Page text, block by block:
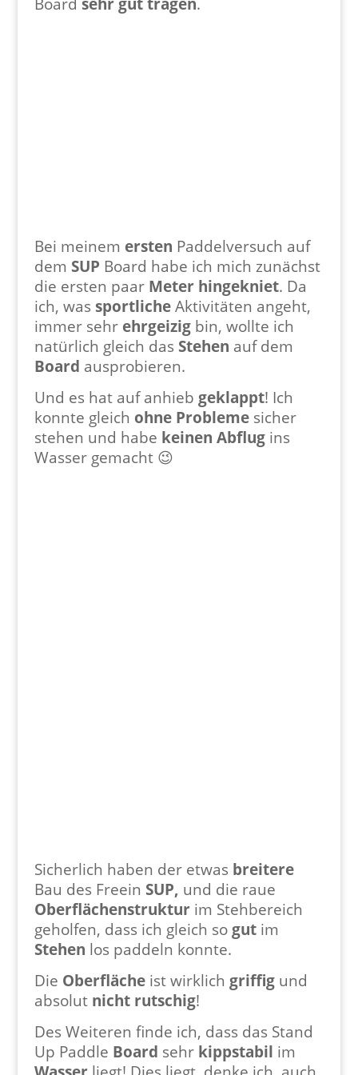
Bei meinem ersten Paddelversuch auf
dem SUP Board habe ich mich zunächst
die ersten paar Meter hingekniet. Da
ich, was sportlicheAktivitäten angeht,
immer sehr ehrgeizigbin, wollte ich
natürlich gleich das Stehen auf dem
Board ausprobieren.
Und es hat auf anhieb geklappt! Ich
konnte gleich ohne Problemesicher
stehen und habe keinen Abflugins
Wasser gemacht 😉
Sicherlich haben der etwas breitere
Bau des Freein SUP, und die raue
Oberflächenstrukturim Stehbereich
geholfen, dass ich gleich so gutim
Stehen los paddeln konnte.
Die Oberflächeist wirklich griffigund
absolutnicht rutschig!
Des Weiteren finde ich, dass das Stand
Up Paddle Board sehr kippstabil im